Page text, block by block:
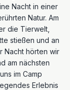
Nacht in einer
Natur. Am
die Tierwelt,
stießen und an
Nacht hörten wir
am nächsten
im Camp
Erlebnis